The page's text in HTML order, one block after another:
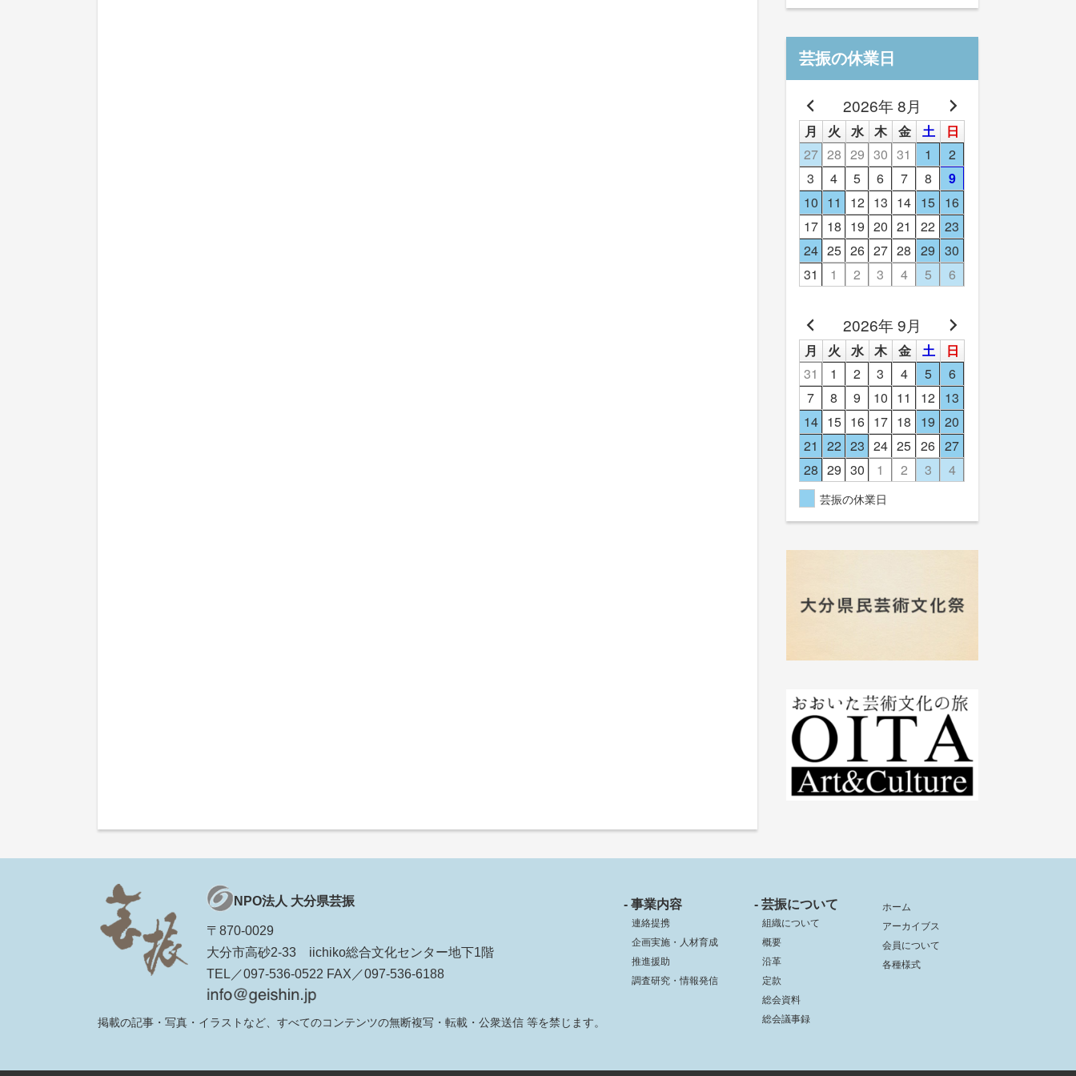
芸振の休業日
2026年 8月
月 火 水 木 金 土
日
27 28 29 30 31 1
2
3
4 5 6 7 8
9
10 11 12 13 14 15 16
17 18 19 20 21 22 23
24 25 26 27 28 29 30
31
1 2 3 4 5 6
2026年 9月
月 火 水 木 金 土
日
31
1 2 3 4 5
6
7
8 9 10 11 12 13
14 15 16 17 18 19 20
21
22 23 24 25 26 27
28 29 30 1 2 3 4
芸振の休業日
NPO法人 大分県芸振
〒870-0029
大分市高砂2-33 iichiko総合文化センター地下1階
TEL／097-536-0522 FAX／097-536-6188
掲載の記事・写真・イラストなど、すべてのコンテンツの無断複写・転載・公衆送信 等を禁じます。
- 事業内容
連絡提携
企画実施・人材育成
推進援助
調査研究・情報発信
- 芸振について
組織について
概要
沿革
定款
総会資料
総会議事録
ホーム
アーカイブス
会員について
各種様式